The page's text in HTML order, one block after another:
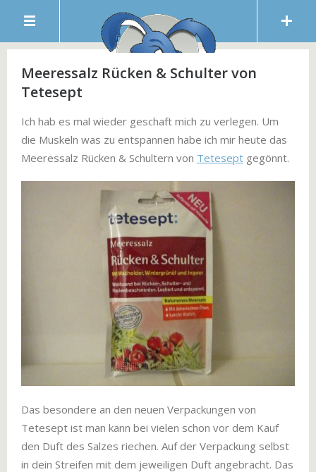
Meeressalz Rücken & Schulter von
Tetesept
Ich hab es mal wieder geschaft mich zu verlegen. Um
die Muskeln was zu entspannen habe ich mir heute das
Meeressalz Rücken & Schultern von Tetesept gegönnt.
Das besondere an den neuen Verpackungen von
Tetesept ist man kann bei vielen schon vor dem Kauf
den Duft des Salzes riechen. Auf der Verpackung selbst
in dein Streifen mit dem jeweiligen Duft angebracht. Das